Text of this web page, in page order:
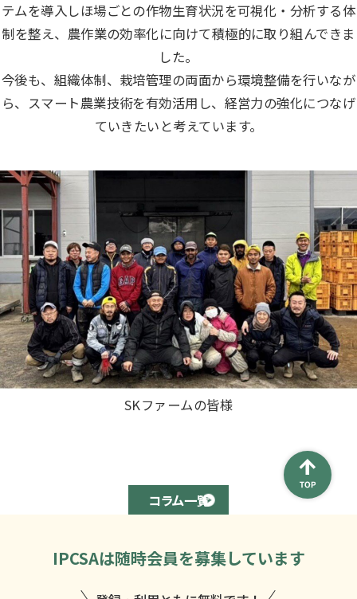
テムを導入しほ場ごとの作物生育状況を可視化・分析する体
制を整え、農作業の効率化に向けて積極的に取り組んできま
した。
今後も、組織体制、栽培管理の両面から環境整備を行いなが
ら、スマート農業技術を有効活用し、経営力の強化につなげ
ていきたいと考えています。
SKファームの皆様
コラム一覧
IPCSAは随時会員を募集しています